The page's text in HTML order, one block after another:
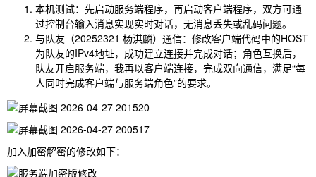
本机测试：先启动服务端程序，再启动客户端程序，双方可通
过控制台输入消息实现实时对话，无消息丢失或乱码问题。
与队友（20252321 杨淇麟）通信：修改客户端代码中的HOST
为队友的IPv4地址，成功建立连接并完成对话；角色互换后，
队友开启服务端，我再以客户端连接，完成双向通信，满足“每
人同时完成客户端与服务端角色”的要求。
加入加密解密的修改如下：